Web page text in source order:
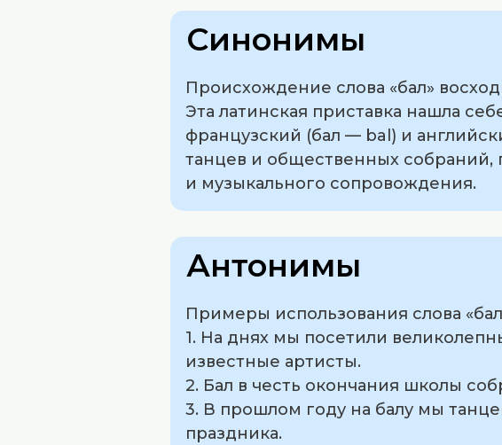
Синонимы
Происхождение слова «бал»
Эта латинская приставка нашла
французский (бал — bal) и
танцев и общественных
и музыкального сопровождения.
Антонимы
Примеры использования слова
1. На днях мы посетили
известные артисты.
2. Бал в честь окончания школы
3. В прошлом году на балу мы
праздника.